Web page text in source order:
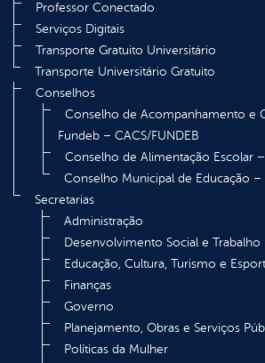
Professor Conectado
Serviços Digitais
Transporte Gratuito Universitário
Transporte Universitário Gratuito
Conselhos
Conselho de Acompanhamento e
Fundeb – CACS/FUNDEB
Conselho de Alimentação Escolar
Conselho Municipal de Educação –
Secretarias
Administração
Desenvolvimento Social e Trabalho
Educação, Cultura, Turismo e
Finanças
Governo
Planejamento, Obras e Serviços
Políticas da Mulher